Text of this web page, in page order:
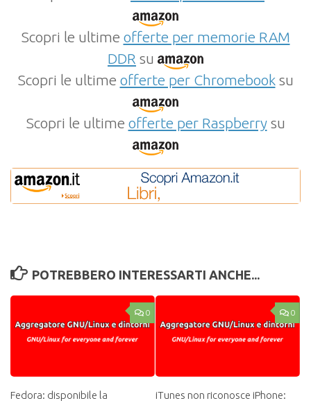
Scopri le ultime offerte per memorie RAM
DDR su
Scopri le ultime offerte per Chromebooksu
Scopri le ultime offerte per Raspberrysu
POTREBBERO INTERESSARTI ANCHE...
0
Fedora: disponibile la
0
iTunes non riconosce iPhone: